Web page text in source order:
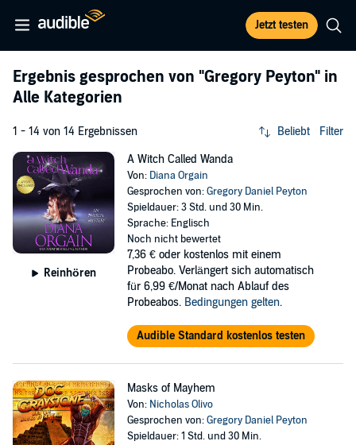
Jetzt testen
Ergebnis gesprochen von "Gregory Peyton" in
Alle Kategorien
1 - 14 von 14 Ergebnissen Beliebt Filter
Reinhören
A Witch Called Wanda
Von: Diana Orgain
Gesprochen von:Gregory Daniel Peyton
Spieldauer: 3 Std. und 30 Min.
Sprache: Englisch
Noch nicht bewertet
7,36 € oder kostenlos mit einem
Probeabo. Verlängert sich automatisch
für 6,99 €/Monat nach Ablauf des
Probeabos. Bedingungen gelten.
Audible Standard kostenlos testen
Masks of Mayhem
Von: Nicholas Olivo
Gesprochen von:Gregory Daniel Peyton
Spieldauer: 1 Std. und 30 Min.